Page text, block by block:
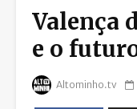
Valença
e o
Altominho.tv